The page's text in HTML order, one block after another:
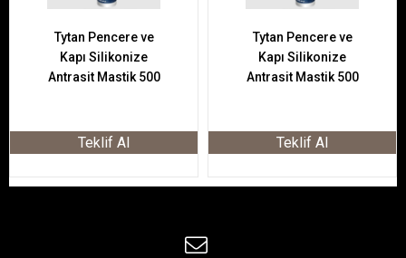
Tytan Pencere ve
Kapı Silikonize
Antrasit Mastik 500
Teklif Al
Tytan Pencere ve
Kapı Silikonize
Antrasit Mastik 500
Teklif Al